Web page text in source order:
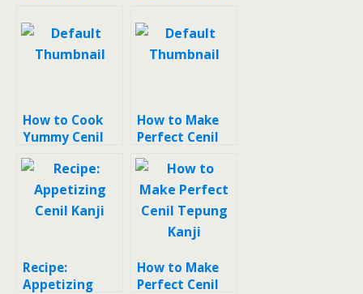
Kanji
How to Cook
Yummy Cenil
kanji
How to Make
Perfect Cenil
kanji
Recipe:
Appetizing
How to Make
Perfect Cenil